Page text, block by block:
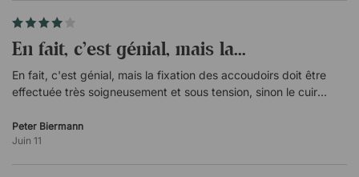
En fait, c'est génial, mais la...
En fait, c'est génial, mais la fixation des accoudoirs doit être
effectuée très soigneusement et sous tension, sinon le cuir
Peter Biermann
Juin 11